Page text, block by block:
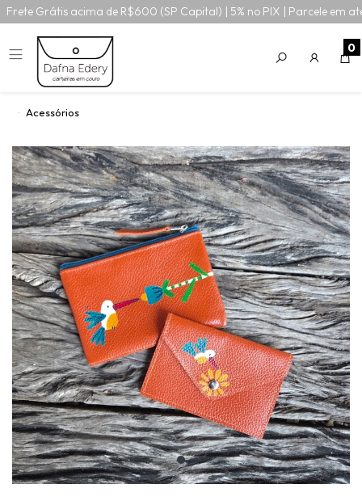
Frete Grátis acima de R$600 (SP Capital) | 5% no PIX | Parcele em
0
Acessórios